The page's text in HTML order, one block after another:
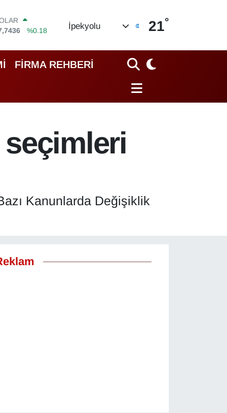
%0.18
%0.32
%0.38
İpekyolu 21°
FİRMA REHBERİ
seçimleri
Kanunlarda Değişiklik